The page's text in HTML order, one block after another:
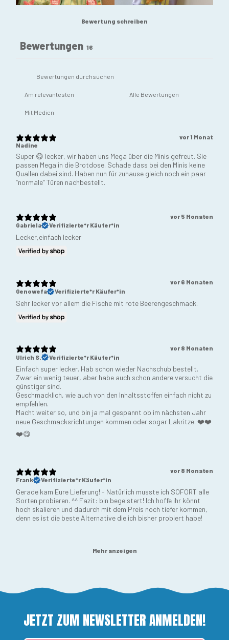
Bewertung schreiben
Bewertungen 16
Mit Medien
vor 1 Monat
Nadine
Super 😋 lecker, wir haben uns Mega über die Minis gefreut. Sie
passen Mega in die Brotdose. Schade dass bei den Minis keine
Quallen dabei sind. Haben nun für zuhause gleich noch ein paar
“normale” Türen nachbestellt.
vor 5 Monaten
Gabriela
Verifizierte*r Käufer*in
Lecker,einfach lecker
vor 6 Monaten
Genowefa
Verifizierte*r Käufer*in
Sehr lecker vor allem die Fische mit rote Beerengeschmack.
vor 8 Monaten
Ulrich S.
Verifizierte*r Käufer*in
Einfach super lecker. Hab schon wieder Nachschub bestellt.
Zwar ein wenig teuer, aber habe auch schon andere versucht die
günstiger sind.
Geschmacklich, wie auch von den Inhaltsstoffen einfach nicht zu
empfehlen.
Macht weiter so, und bin ja mal gespannt ob im nächsten Jahr
neue Geschmacksrichtungen kommen oder sogar Lakritze. ❤️❤️
❤️😋
vor 8 Monaten
Frank
Verifizierte*r Käufer*in
Gerade kam Eure Lieferung! - Natürlich musste ich SOFORT alle
Sorten probieren. ^^ Fazit: bin begeistert! Ich hoffe ihr könnt
hoch skalieren und dadurch mit dem Preis noch tiefer kommen,
denn es ist die beste Alternative die ich bisher probiert habe!
Mehr anzeigen
JETZT ZUM NEWSLETTER ANMELDEN!